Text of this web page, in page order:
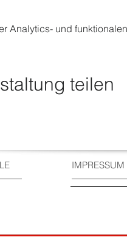
Analytics- und
teilen
IMPRESSUM